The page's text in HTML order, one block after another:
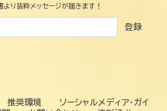
り抜粋メッセージが届きます！
登録
推奨環境
ソーシャルメディア・ガイ